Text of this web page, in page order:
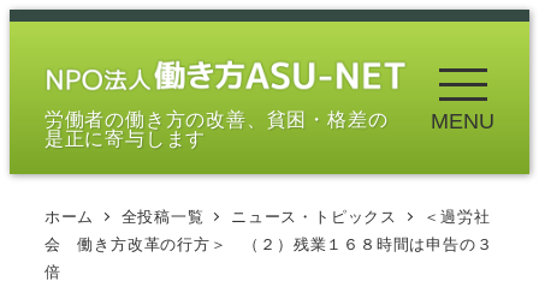
メ
労働者の働き方の改善、貧困・格差の
是正に寄与します
MENU
ホーム 全投稿一覧 ニュース・トピックス
＜過労社
会 働き方改革の行方＞ （２）残業１６８時間は申告の３
倍